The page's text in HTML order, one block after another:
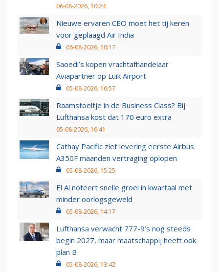
06-08-2026, 10:24
Nieuwe ervaren CEO moet het tij keren
voor geplaagd Air India
06-08-2026, 10:17
Saoedi’s kopen vrachtafhandelaar
Aviapartner op Luik Airport
05-08-2026, 16:57
Raamstoeltje in de Business Class? Bij
Lufthansa kost dat 170 euro extra
05-08-2026, 16:41
Cathay Pacific ziet levering eerste Airbus
A350F maanden vertraging oplopen
05-08-2026, 15:25
El Al noteert snelle groei in kwartaal met
minder oorlogsgeweld
05-08-2026, 14:17
Lufthansa verwacht 777-9’s nog steeds
begin 2027, maar maatschappij heeft ook
plan B
05-08-2026, 13:42